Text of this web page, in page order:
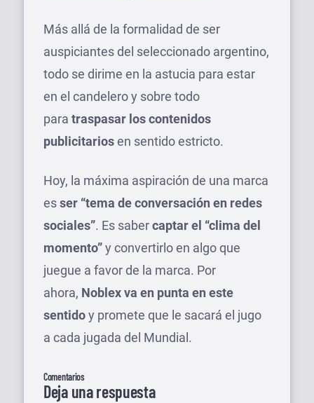
Más allá de la formalidad de ser
auspiciantes del seleccionado argentino,
todo se dirime en la astucia para estar
en el candelero y sobre todo
para traspasar los contenidos
publicitariosen sentido estricto.
Hoy, la máxima aspiración de una marca
esser “tema de conversación en redes
sociales”. Es sabercaptar el “clima del
momento”y convertirlo en algo que
juegue a favor de la marca. Por
ahora, Noblex va en punta en este
sentidoy promete que le sacará el jugo
a cada jugada del Mundial.
Comentarios
Deja una respuesta